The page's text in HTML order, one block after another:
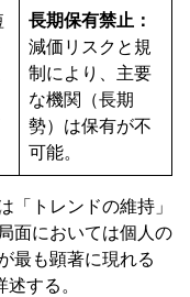
長期保有禁止：
減価リスクと規
制により、主要
な機関（長期
勢）は保有が不
可能。
「トレンドの維持」
面においては個人の
最も顕著に現れる
する。